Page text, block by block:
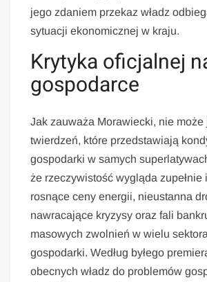
jego zdaniem przekaz władz
sytuacji ekonomicznej w kraju.
Krytyka oficjalnej
gospodarce
Jak zauważa Morawiecki, nie może
twierdzeń, które przedstawiają
gospodarki w samych
że rzeczywistość wygląda zupełnie
rosnące ceny energii, nieustanna
nawracające kryzysy oraz fali
masowych zwolnień w wielu
gospodarki. Według byłego
obecnych władz do problemów